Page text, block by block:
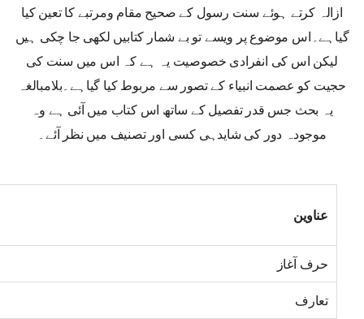
ازالہ کرتے ہوئے سنت رسول کے صحیح مقام ومرتبے کا تعین کیا
گیاہے۔اس موضوع پر ویسے تو بے شمار کتابیں لکھی جا چکی ہیں
لیکن اس کی انفرادی خصوصیت یہ ہے کہ اس میں سنت کی
حجیت کو عصمت انبیاء کے تصور سے مربوط کیا گیاہے۔بلامبالغہ
یہ بحث جس قدر تفصیل کے ساتھ اس کتاب میں آئی ہے وہ
موجودہ دور کی شایدہی کسی اور تصنیف میں نظر آئے۔
عناوین
حرف آغاز
تعارف